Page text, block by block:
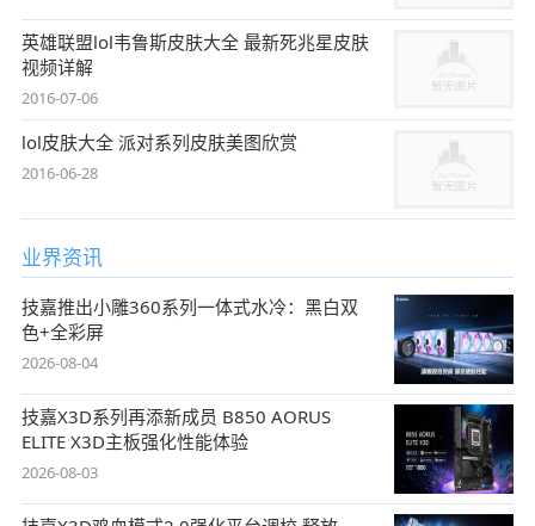
英雄联盟lol韦鲁斯皮肤大全 最新死兆星皮肤
视频详解
2016-07-06
lol皮肤大全 派对系列皮肤美图欣赏
2016-06-28
业界资讯
技嘉推出小雕360系列一体式水冷：黑白双
色+全彩屏
2026-08-04
技嘉X3D系列再添新成员 B850 AORUS
ELITE X3D主板强化性能体验
2026-08-03